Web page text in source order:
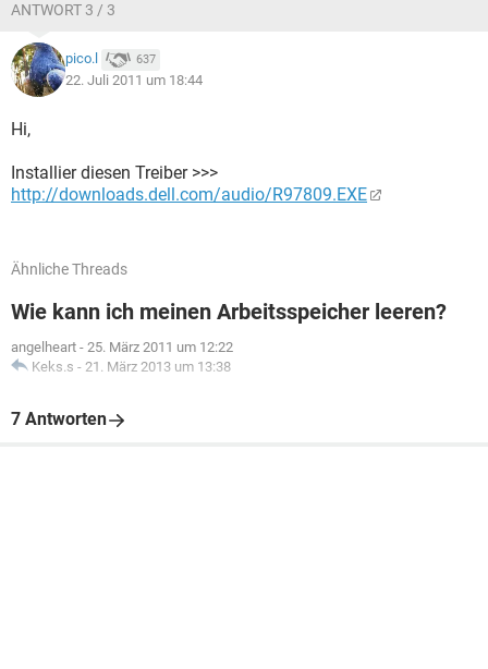
ANTWORT 3 / 3
pico.l 637
22. Juli 2011 um 18:44
Hi,
Installier diesen Treiber >>>
http://downloads.dell.com/audio/R97809.EXE
Ähnliche Threads
Wie kann ich meinen Arbeitsspeicher leeren?
angelheart - 25. März 2011 um 12:22
Keks.s - 21. März 2013 um 13:38
7 Antworten